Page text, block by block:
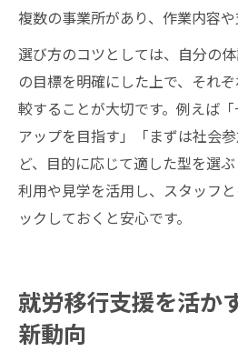
複数の事業所があり、作業内容や
選び方のコツとしては、自分の
の目標を明確にした上で、それ
較することが大切です。例えば
アップを目指す」「まずは社会
ど、目的に応じて適した型を選
利用や見学を活用し、スタッフ
ックしておくと安心です。
就労移行支援を活か
新動向